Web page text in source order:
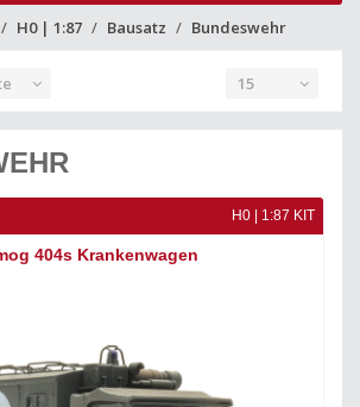
H0 | 1:87 Bausatz Bundeswehr
15
H0 | 1:87 KIT
404s Krankenwagen